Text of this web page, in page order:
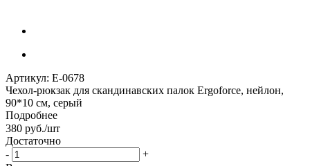
Артикул: E-0678
Чехол-рюкзак для скандинавских палок Ergoforce, нейлон,
90*10 см, серый
Подробнее
380 руб./шт
Достаточно
-
+